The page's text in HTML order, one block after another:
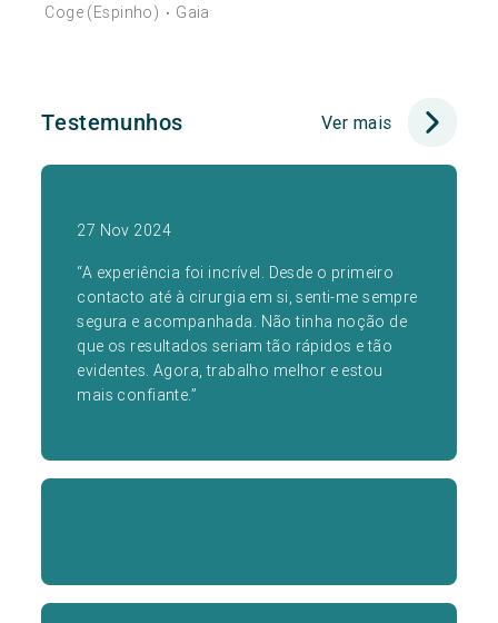
Coge (Espinho) • Gaia
Testemunhos Ver mais
27 Nov 2024
“A experiência foi incrível. Desde o primeiro
contacto até à cirurgia em si, senti-me sempre
segura e acompanhada. Não tinha noção de
que os resultados seriam tão rápidos e tão
evidentes. Agora, trabalho melhor e estou
mais confiante.”